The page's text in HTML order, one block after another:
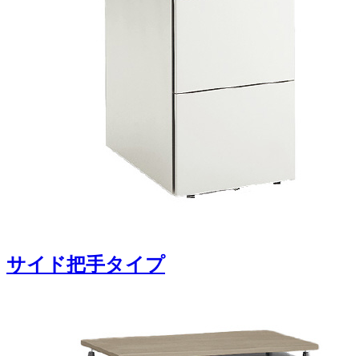
サイド把手タイプ